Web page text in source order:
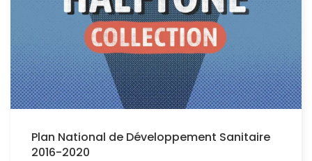
Plan National de Développement Sanitaire
2016-2020